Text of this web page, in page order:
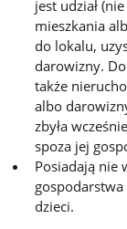
jest udział
mieszkania
do lokalu,
darowizny.
także
albo
zbyła
spoza jej
Posiadają nie
dzieci.